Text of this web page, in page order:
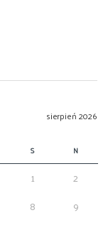
sierpień 2026
S N
1
2
8
9